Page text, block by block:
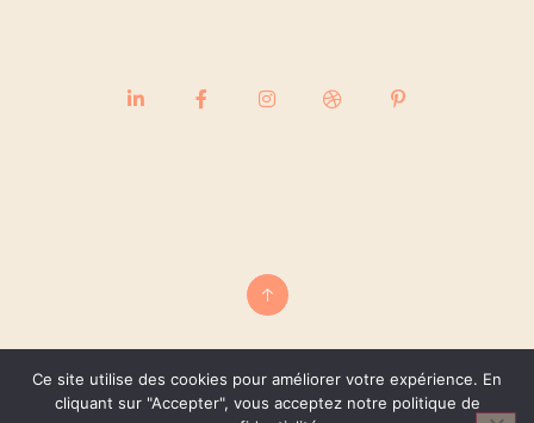
Ce site utilise des cookies pour améliorer votre expérience. En
cliquant sur "Accepter", vous acceptez notre politique de